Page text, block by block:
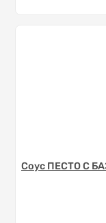
Соус ПЕСТО С